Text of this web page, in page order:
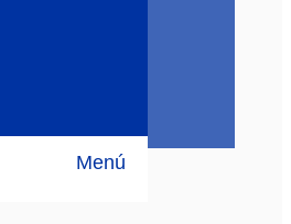
Menú